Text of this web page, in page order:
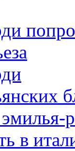
в